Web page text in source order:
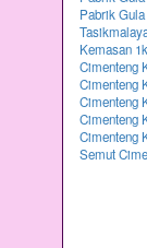
Pabrik
Kemasan
Cimenteng
Cimenteng
Cimenteng
Cimenteng
Cimenteng
Semut